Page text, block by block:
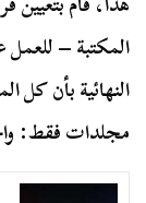
المكتبة –
النهائية بأن كل
مجلدات فقط: